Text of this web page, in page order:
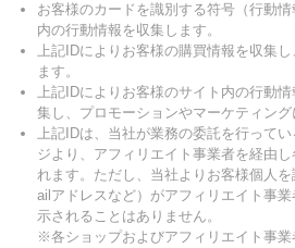
お客様のカードを識別する符号（行動
内の行動情報を収集します。
上記IDによりお客様の購買情報を収集
ます。
上記IDによりお客様のサイト内の行動
集し、プロモーションやマーケティング
上記IDは、当社が業務の委託を行って
ジより、アフィリエイト事業者を経由
れます。ただし、当社よりお客様個人
ailアドレスなど）がアフィリエイト事
示されることはありません。
※各ショップおよびアフィリエイト事業